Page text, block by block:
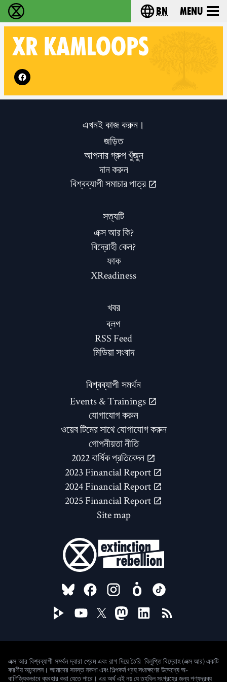
বিলুপ্তি বিদ্রোহ - Home Choose your
bn Menu
XR KAMLOOPS
Follow XR Kamloops on
এখনই কাজ করুন।
জড়িত
আপনার গ্রুপ খুঁজুন
দান করুন
বিশ্বব্যাপী সমাচার পাত্র
সত্যটি
এক্স আর কি?
বিদ্রোহী কেন?
ফাক
XReadiness
খবর
ব্লগ
RSS Feed
মিডিয়া সংবাদ
বিশ্বব্যাপী সমর্থন
Events & Trainings
যোগাযোগ করুন
ওয়েব টিমের সাথে যোগাযোগ করুন
গোপনীয়তা নীতি
2022 বার্ষিক প্রতিবেদন
2023 Financial Report
2024 Financial Report
2025 Financial Report
Site map
FOLLOW US ON
এক্স আর বিশ্বব্যাপী সমর্থন দ্বারা প্রেম এবং রাগ দিয়ে তৈরি বিলুপ্তি বিদ্রোহ (এক্স আর) একটি
করণীয় আন্দোলন। আমাদের সমস্ত নকশা এবং শিল্পকর্ম গ্রহ সংরক্ষণের উদ্দেশ্যে অ-
বাণিজ্যিকভাবে ব্যবহার করা যেতে পারে। এর অর্থ এই নয় যে তহবিল সংগ্রহের জন্য পণ্যদ্রব্য